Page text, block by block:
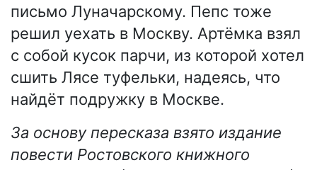
письмо Луначарскому. Пепс тоже
решил уехать в Москву. Артёмка взял
с собой кусок парчи, из которой хотел
сшить Лясе туфельки, надеясь, что
найдёт подружку в Москве.
За основу пересказа взято издание
повести Ростовского книжного